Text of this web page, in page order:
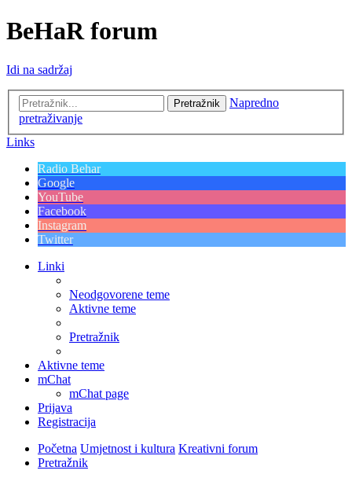
BeHaR forum
Idi na sadržaj
Pretražnik
Napredno
pretraživanje
Links
Radio Behar
Google
YouTube
Facebook
Instagram
Twitter
Linki
Neodgovorene teme
Aktivne teme
Pretražnik
Aktivne teme
mChat
mChat page
Prijava
Registracija
Početna Umjetnost i kultura Kreativni forum
Pretražnik